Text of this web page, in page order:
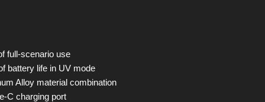
full-scenario use
battery life in UV mode
Alloy material combination
C charging port